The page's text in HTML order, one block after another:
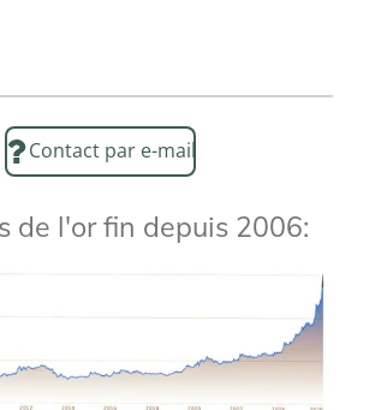
Contact par e-mail
de l'or fin depuis 2006: